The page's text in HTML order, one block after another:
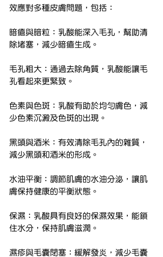
效應對多種皮膚問題，包括：
暗瘡與暗粒：乳酸能深入毛孔，幫助清
除堵塞，減少暗瘡生成。
毛孔粗大：通過去除角質，乳酸能讓毛
孔看起來更緊致。
色素與色斑：乳酸有助於均勻膚色，減
少色素沉澱及色斑的出現。
黑頭與酒米：有效清除毛孔內的雜質，
減少黑頭和酒米的形成。
水油平衡：調節肌膚的水油分泌，讓肌
膚保持健康的平衡狀態。
保濕：乳酸具有良好的保濕效果，能鎖
住水分，保持肌膚滋潤。
濕疹與毛囊閉塞：緩解發炎，減少毛囊